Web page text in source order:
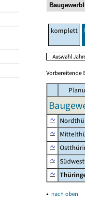
komplett
Vorbereitende
▴ nach oben